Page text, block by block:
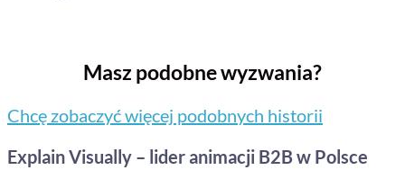
Masz podobne wyzwania?
Chcę zobaczyć więcej podobnych historii
Explain Visually – lider animacji B2B w Polsce